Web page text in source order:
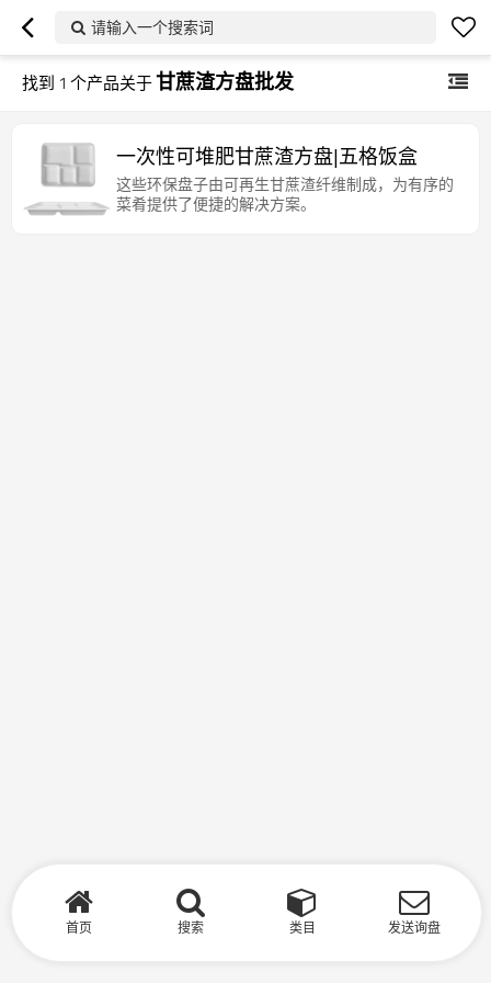
请输入一个搜索词
找到 1 个产品关于甘蔗渣方盘批发
一次性可堆肥甘蔗渣方盘|五格饭盒
这些环保盘子由可再生甘蔗渣纤维制成，为有序的
菜肴提供了便捷的解决方案。
首页 搜索 类目 发送询盘